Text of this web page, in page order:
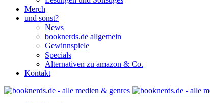
Merch
und sonst?
News
booknerds.de allgemein
Gewinnspiele
Specials
Alternativen zu amazon & Co.
Kontakt